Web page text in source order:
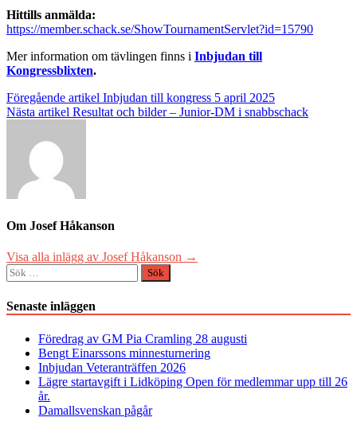
Hittills anmälda:
https://member.schack.se/ShowTournamentServlet?id=15790
Mer information om tävlingen finns i Inbjudan till
Kongressblixten.
Inläggsnavigering
Föregående artikel Inbjudan till kongress 5 april 2025
Nästa artikel Resultat och bilder – Junior-DM i snabbschack
Om Josef Håkanson
Visa alla inlägg av Josef Håkanson →
Sök
efter:
Senaste inläggen
Föredrag av GM Pia Cramling 28 augusti
Bengt Einarssons minnesturnering
Inbjudan Veteranträffen 2026
Lägre startavgift i Lidköping Open för medlemmar upp till 26
år.
Damallsvenskan pågår